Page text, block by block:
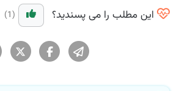
این مطلب را می پسندید؟ (1)